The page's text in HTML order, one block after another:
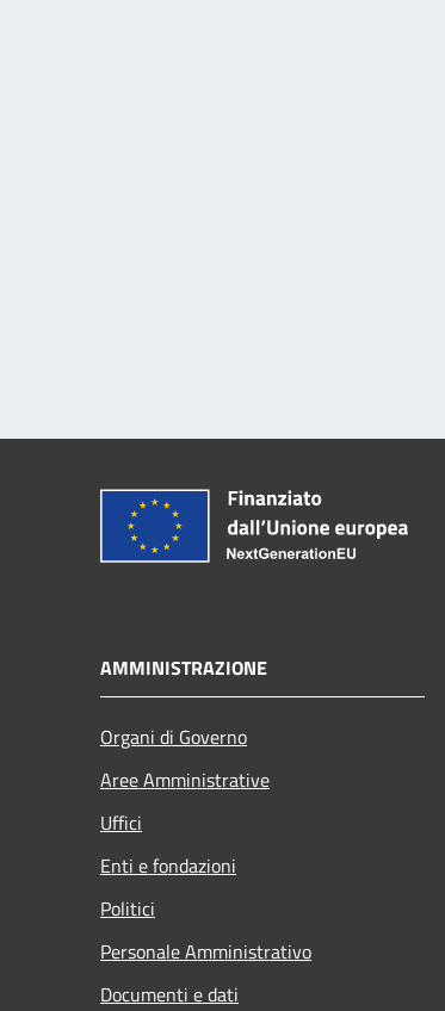
AMMINISTRAZIONE
Organi di Governo
Aree Amministrative
Uffici
Enti e fondazioni
Politici
Personale Amministrativo
Documenti e dati